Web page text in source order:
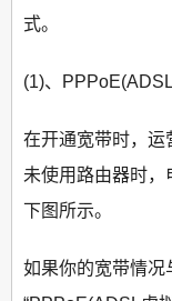
式。
(1)、
在开通宽带时，运
未使用路由器时，
下图所示。
如果你的宽带情况